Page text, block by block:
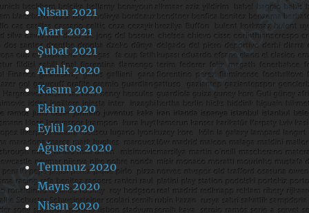
Nisan 2021
Mart 2021
Şubat 2021
Aralık 2020
Kasım 2020
Ekim 2020
Eylül 2020
Ağustos 2020
Temmuz 2020
Mayıs 2020
Nisan 2020